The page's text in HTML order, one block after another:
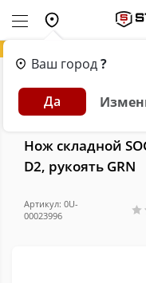
Ваш город?
Да
Главная Каталог
Нож складной SOG Trident
Нож складной
D2, рукоять GRN
Артикул: 0U-
00023996